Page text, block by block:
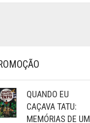
QUANDO EU
CAÇAVA TATU:
MEMÓRIAS DE UM